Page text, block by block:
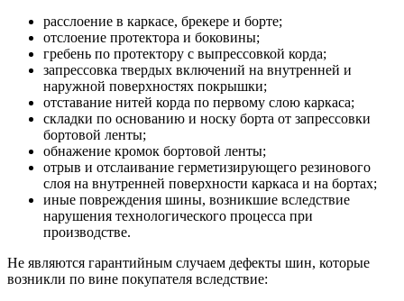
расслоение в каркасе, брекере и борте;
отслоение протектора и боковины;
гребень по протектору с выпрессовкой корда;
запрессовка твердых включений на внутренней и
наружной поверхностях покрышки;
отставание нитей корда по первому слою каркаса;
складки по основанию и носку борта от запрессовки
бортовой ленты;
обнажение кромок бортовой ленты;
отрыв и отслаивание герметизирующего резинового
слоя на внутренней поверхности каркаса и на бортах;
иные повреждения шины, возникшие вследствие
нарушения технологического процесса при
производстве.
Не являются гарантийным случаем дефекты шин, которые
возникли по вине покупателя вследствие: